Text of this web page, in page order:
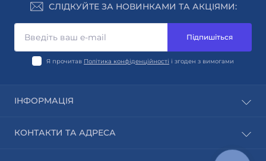
СЛІДКУЙТЕ ЗА НОВИНКАМИ ТА АКЦІЯМИ:
Підпишіться
Я прочитав Політика конфіденційності і згоден з вимогами
ІНФОРМАЦІЯ
Виробники
КОНТАКТИ ТА АДРЕСА